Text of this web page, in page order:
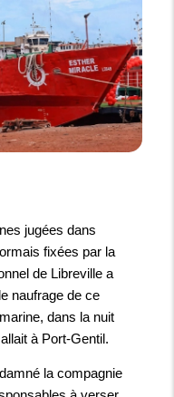
jugées dans
fixées par la
de Libreville a
naufrage de ce
dans la nuit
à Port-Gentil.
la compagnie